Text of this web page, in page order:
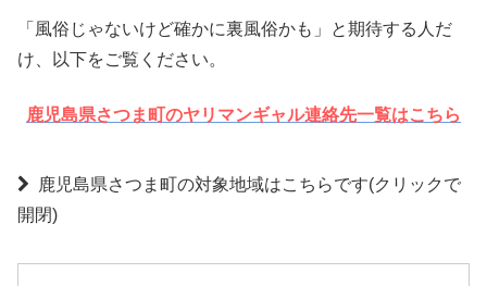
「風俗じゃないけど確かに裏風俗かも」と期待する人だ
け、以下をご覧ください。
鹿児島県さつま町のヤリマンギャル連絡先一覧はこちら
鹿児島県さつま町の対象地域はこちらです(クリックで
開閉)